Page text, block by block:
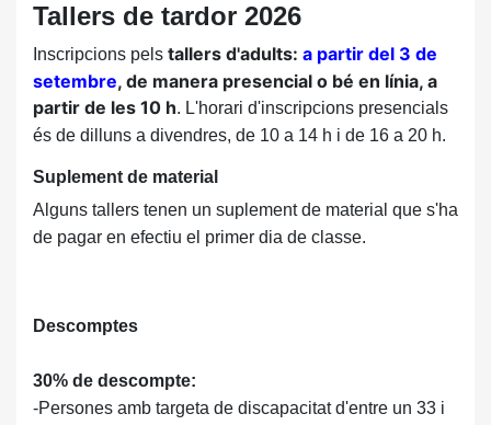
Tallers de tardor 2026
Inscripcions pels tallers d'adults: a partir del 3 de
setembre, de manera presencial o bé en línia, a
partir de les 10 h. L'horari d'inscripcions presencials
és de dilluns a divendres, de 10 a 14 h i de 16 a 20 h.
Suplement de material
Alguns tallers tenen un suplement de material que s'ha
de pagar en efectiu el primer dia de classe.
Descomptes
30% de descompte:
-Persones amb targeta de discapacitat d'entre un 33 i